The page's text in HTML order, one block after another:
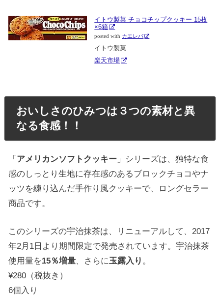
イトウ製菓 チョコチップクッキー 15枚
×6箱
posted with カエレバ
イトウ製菓
楽天市場
おいしさのひみつは３つの素材と異
なる食感！！
「アメリカンソフトクッキー 」シリーズは、独特な食
感のしっとり生地に存在感のあるブロックチョコやナ
ッツを練り込んだ手作り風クッキーで、ロングセラー
商品です。
このシリーズの宇治抹茶は、リニューアルして、2017
年2月1日より期間限定で発売されています。宇治抹茶
使用量を15％増量、さらに玉露入り 。
¥280（税抜き）
6個入り